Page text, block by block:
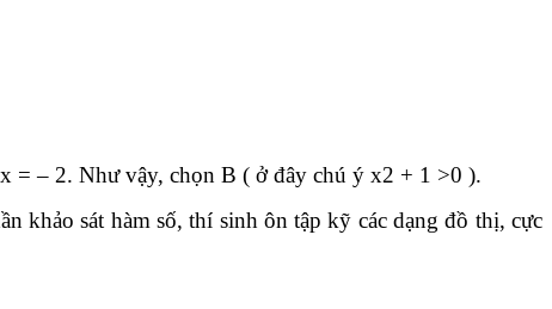
= – 2. Như vậy, chọn B ( ở đây chú ý x2 + 1 >0 ).
khảo sát hàm số, thí sinh ôn tập kỹ các dạng đồ thị, cực